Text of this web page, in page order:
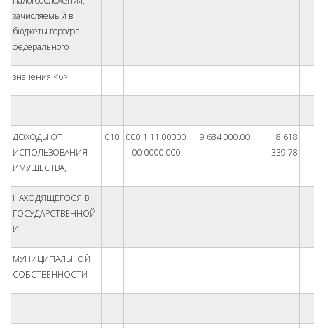
зачисляемый в
бюджеты городов
федерального
значения <6>
ДОХОДЫ ОТ
ИСПОЛЬЗОВАНИЯ
ИМУЩЕСТВА,
010 000 1 11 00000
00 0000 000
9 684 000.00
8 618
339.78
НАХОДЯЩЕГОСЯ В
ГОСУДАРСТВЕННОЙ
И
МУНИЦИПАЛЬНОЙ
СОБСТВЕННОСТИ